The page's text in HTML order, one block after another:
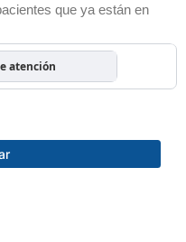
que ya están en